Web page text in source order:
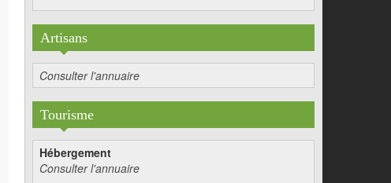
Artisans
Consulter l'annuaire
Tourisme
Hébergement
Consulter l'annuaire